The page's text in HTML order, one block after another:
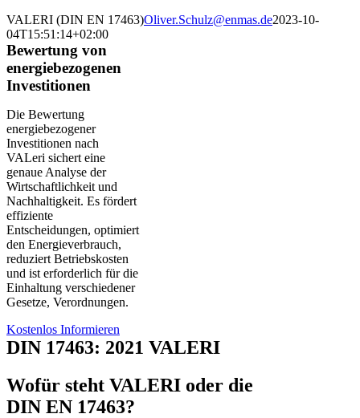
VALERI (DIN EN 17463)Oliver.Schulz@enmas.de2023-10-
04T15:51:14+02:00
Bewertung von
energiebezogenen
Investitionen
Die Bewertung
energiebezogener
Investitionen nach
VALeri sichert eine
genaue Analyse der
Wirtschaftlichkeit und
Nachhaltigkeit. Es fördert
effiziente
Entscheidungen, optimiert
den Energieverbrauch,
reduziert Betriebskosten
und ist erforderlich für die
Einhaltung verschiedener
Gesetze, Verordnungen.
Kostenlos Informieren
DIN 17463: 2021 VALERI
Wofür steht VALERI oder die
DIN EN 17463?